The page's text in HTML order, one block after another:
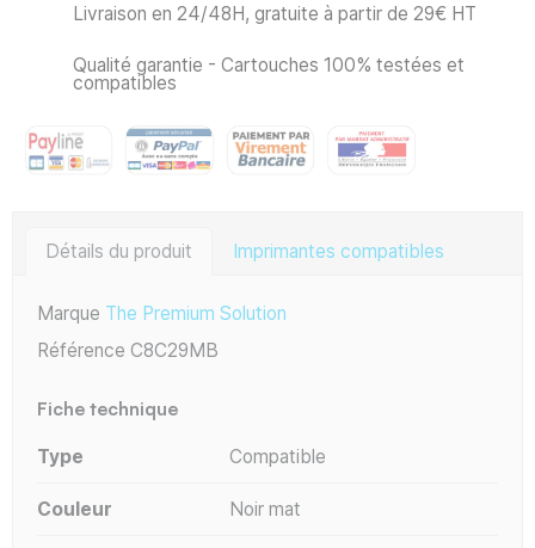
Livraison en 24/48H, gratuite à partir de 29€ HT
Qualité garantie - Cartouches 100% testées et
compatibles
Détails du produit Imprimantes compatibles
Marque The Premium Solution
Référence C8C29MB
Fiche technique
Type Compatible
Couleur Noir mat